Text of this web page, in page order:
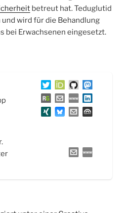
betreut hat. Teduglutid
und wird für die Behandlung
bei Erwachsenen eingesetzt.